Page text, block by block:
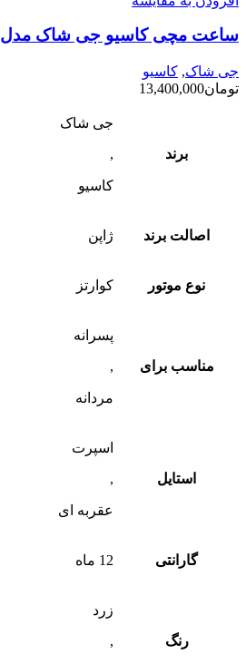
ساعت مچی کاسیو جی شاک مدل GA-2000-1A9DR
جی شاک, کاسیو
تومان13,400,000
برند
جی شاک
,
کاسیو
اصالت برند ژاپن
نوع موتور کوارتز
مناسب برای
پسرانه
,
مردانه
استایل
اسپرت
,
عقربه ای
گارانتی 12 ماه
رنگ
زرد
,